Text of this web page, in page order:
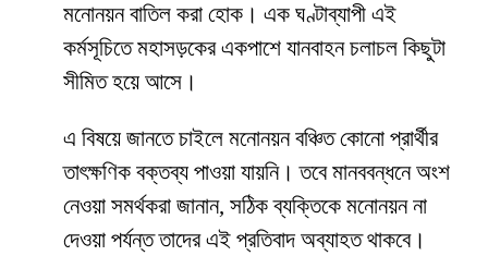
মনোনয়ন বাতিল করা হোক। এক ঘণ্টাব্যাপী এই
কর্মসূচিতে মহাসড়কের একপাশে যানবাহন চলাচল কিছুটা
সীমিত হয়ে আসে।
এ বিষয়ে জানতে চাইলে মনোনয়ন বঞ্চিত কোনো প্রার্থীর
তাৎক্ষণিক বক্তব্য পাওয়া যায়নি। তবে মানববন্ধনে অংশ
নেওয়া সমর্থকরা জানান, সঠিক ব্যক্তিকে মনোনয়ন না
দেওয়া পর্যন্ত তাদের এই প্রতিবাদ অব্যাহত থাকবে।